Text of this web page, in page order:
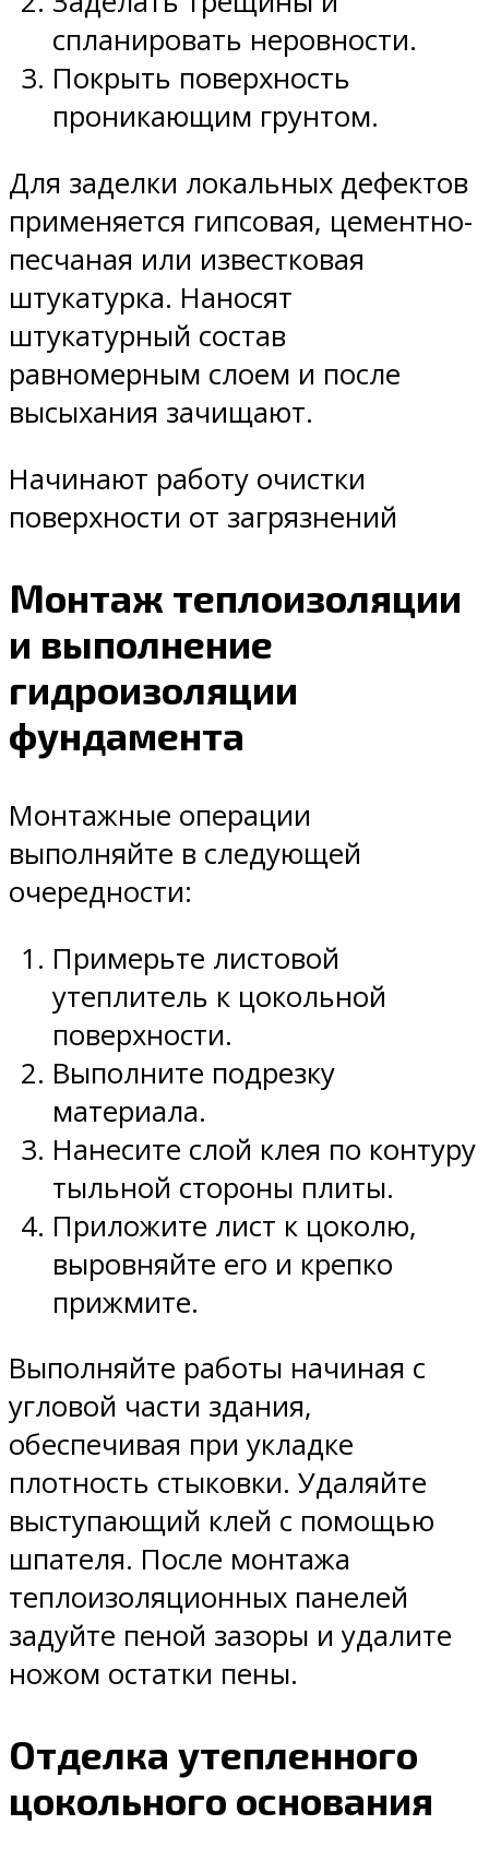
спланировать неровности.
Покрыть поверхность
проникающим грунтом.
Для заделки локальных дефектов
применяется гипсовая, цементно-
песчаная или известковая
штукатурка. Наносят
штукатурный состав
равномерным слоем и после
высыхания зачищают.
Начинают работу очистки
поверхности от загрязнений
Монтаж теплоизоляции
и выполнение
гидроизоляции
фундамента
Монтажные операции
выполняйте в следующей
очередности:
Примерьте листовой
утеплитель к цокольной
поверхности.
Выполните подрезку
материала.
Нанесите слой клея по контуру
тыльной стороны плиты.
Приложите лист к цоколю,
выровняйте его и крепко
прижмите.
Выполняйте работы начиная с
угловой части здания,
обеспечивая при укладке
плотность стыковки. Удаляйте
выступающий клей с помощью
шпателя. После монтажа
теплоизоляционных панелей
задуйте пеной зазоры и удалите
ножом остатки пены.
Отделка утепленного
цокольного основания